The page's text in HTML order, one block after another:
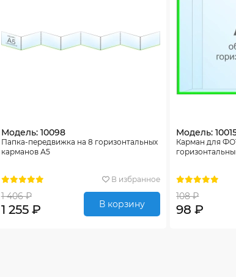
Модель: 10098
Папка-передвижка на 8 горизонтальных
карманов А5
В избранное
1 406 ₽
1 255 ₽ В корзину
Модель:
Карман для
108 ₽
98 ₽